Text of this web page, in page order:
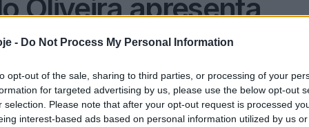
- Do Not Process My Personal Information
opt-out of the sale, sharing to third parties, or processing of your
for targeted advertising by us, please use the below opt-out
selection. Please note that after your opt-out request is processed
interest-based ads based on personal information utilized by us
Oliveira apresenta
Política do
, Política A A